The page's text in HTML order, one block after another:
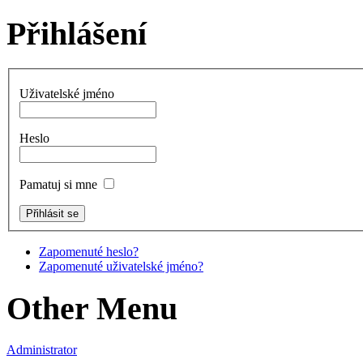
Přihlášení
Uživatelské jméno
Heslo
Pamatuj si mne
Zapomenuté heslo?
Zapomenuté uživatelské jméno?
Other Menu
Administrator